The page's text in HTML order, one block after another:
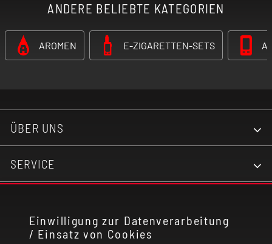
Einwilligung zur Datenverarbeitung
/ Einsatz von Cookies
ANDERE BELIEBTE KATEGORIEN
AROMEN E-ZIGARETTEN-SETS
ÜBER UNS
SERVICE
RECHTLICHES